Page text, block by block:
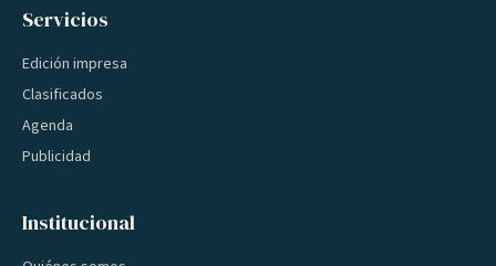
Servicios
Edición impresa
Clasificados
Agenda
Publicidad
Institucional